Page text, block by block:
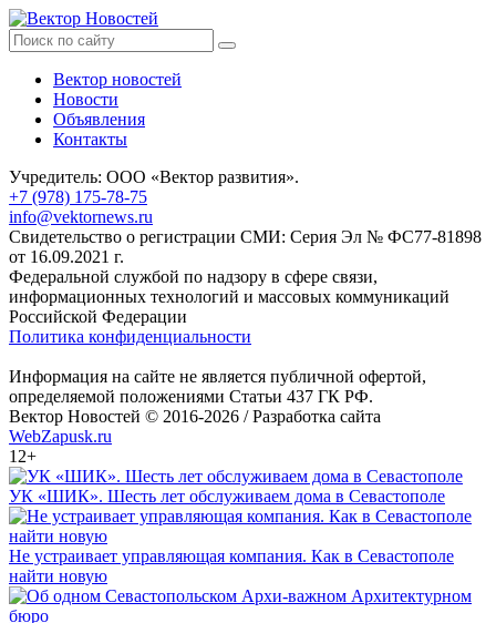
Вектор новостей
Новости
Объявления
Контакты
Учредитель: ООО «Вектор развития».
+7 (978) 175-78-75
info@vektornews.ru
Свидетельство о регистрации СМИ: Серия Эл № ФС77-81898
от 16.09.2021 г.
Федеральной службой по надзору в сфере связи,
информационных технологий и массовых коммуникаций
Российской Федерации
Политика конфиденциальности
Информация на сайте не является публичной офертой,
определяемой положениями Статьи 437 ГК РФ.
Вектор Новостей © 2016-2026 /Разработка сайта
WebZapusk.ru
12+
УК «ШИК». Шесть лет обслуживаем дома в Севастополе
Не устраивает управляющая компания. Как в Севастополе
найти новую